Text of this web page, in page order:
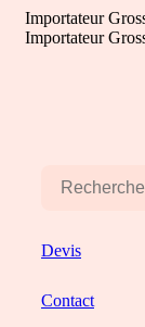
Aller
Importateur
Importateur
Devis
Contact